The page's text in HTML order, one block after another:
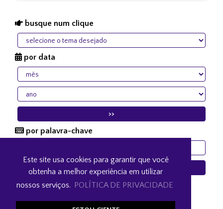
Este site usa cookies para garantir que você
obtenha a melhor experiência em utilizar
nossos serviços.
POLÍTICA DE PRIVACIDADE
busque num clique
por data
por palavra-chave
Preencha os campos acima para pesquisar algo